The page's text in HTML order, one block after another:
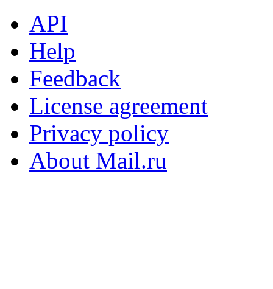
API
Help
Feedback
License agreement
Privacy policy
About Mail.ru